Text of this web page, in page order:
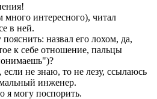
интересного), читал
в ней.
назвал его лохом, да,
к себе отношение, пальцы
не знаю, то не лезу, ссылаюсь
инженер.
я могу поспорить.